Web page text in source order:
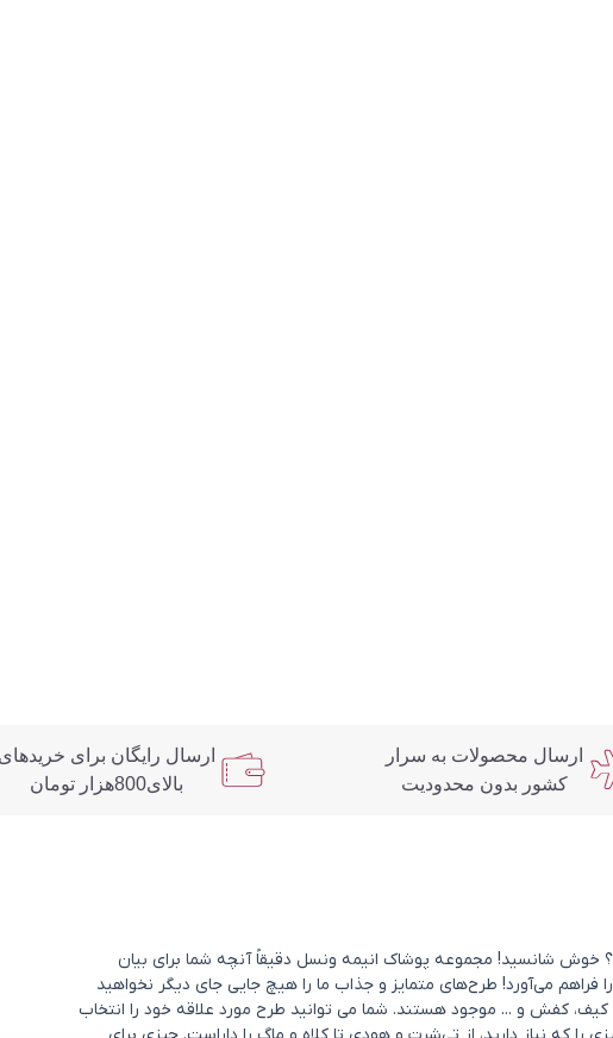
ارسال محصولات به سرار
کشور بدون محدودیت
ارسال رایگان برای خریدهای
بالای800هزار تومان
خوش شانسید! مجموعه پوشاک انیمه ونسل دقیقاً آنچه شما برای بیان
فراهم می‌آورد! طرح‌های متمایز و جذاب ما را هیچ جایی جای دیگر نخواهید
کفش و ... موجود هستند. شما می توانید طرح مورد علاقه خود را انتخاب